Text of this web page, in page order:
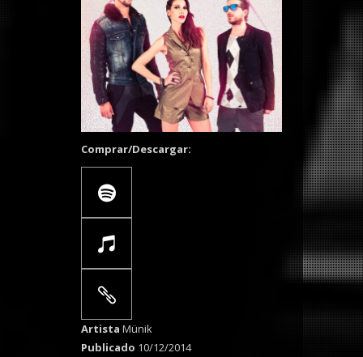
Comprar/Descargar:
Artista Münik
Publicado 10/12/2014